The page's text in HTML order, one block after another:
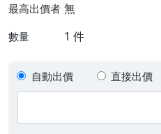
最高出價者 無
數量 1 件
自動出價 直接出價